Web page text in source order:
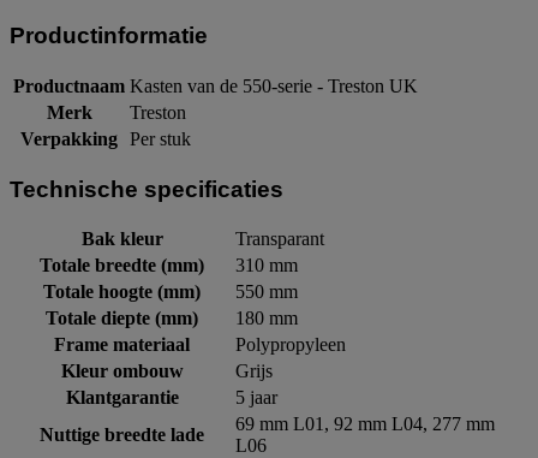
Productinformatie
Productnaam Kasten van de 550-serie - Treston UK
Merk
Treston
Verpakking Per stuk
Technische specificaties
Bak kleur
Transparant
Totale breedte (mm)
310 mm
Totale hoogte (mm)
550 mm
Totale diepte (mm)
180 mm
Frame materiaal
Polypropyleen
Kleur ombouw
Grijs
Klantgarantie
5 jaar
Nuttige breedte lade
69 mm L01, 92 mm L04, 277 mm
L06